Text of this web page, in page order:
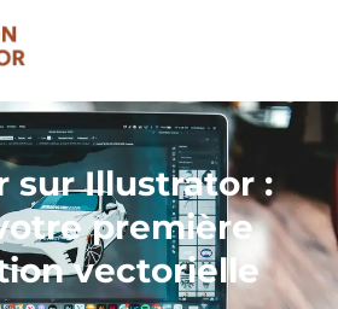
sur Illustrator :
première
vectorielle